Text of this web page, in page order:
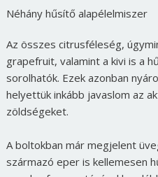
Néhány hűsítő alapélelmiszer
Az összes citrusféleség,
grapefruit, valamint a kivi is a
sorolhatók. Ezek azonban
helyettük inkább javaslom az
zöldségeket.
A boltokban már megjelent
származó eper is kellemesen